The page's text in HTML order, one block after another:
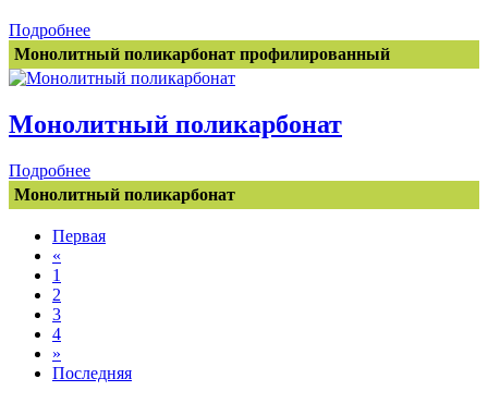
Подробнее
Монолитный поликарбонат профилированный
Монолитный поликарбонат
Подробнее
Монолитный поликарбонат
Первая
«
1
2
3
4
»
Последняя